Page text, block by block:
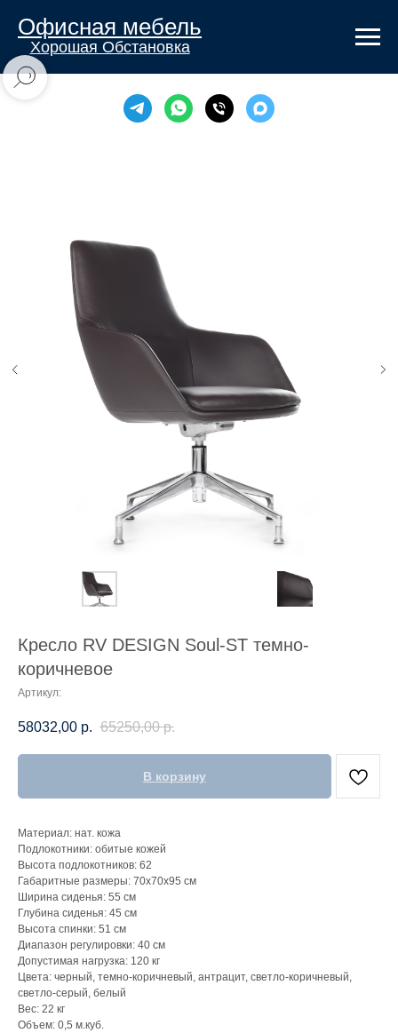
Офисная мебель
Хорошая Обстановка
Кресло RV DESIGN Soul-ST темно-
коричневое
Артикул:
58032,00 р. 65250,00 р.
В корзину
Материал: нат. кожа
Подлокотники: обитые кожей
Высота подлокотников: 62
Габаритные размеры: 70х70х95 см
Ширина сиденья: 55 см
Глубина сиденья: 45 см
Высота спинки: 51 см
Диапазон регулировки: 40 см
Допустимая нагрузка: 120 кг
Цвета: черный, темно-коричневый, антрацит, светло-коричневый,
светло-серый, белый
Вес: 22 кг
Объем: 0,5 м.куб.